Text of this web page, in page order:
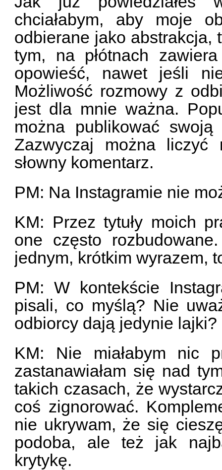
chciałabym, aby moje
odbierane jako abstrakcja,
tym, na płótnach
opowieść, nawet jeśli
Możliwość rozmowy z
jest dla mnie ważna.
można publikować
Zazwyczaj można
słowny komentarz.
PM: Na Instagramie nie
KM: Przez tytuły moich
one często
jednym, krótkim wyrazem,
PM: W kontekście
pisali, co myślą? Nie
odbiorcy dają jedynie lajki?
KM: Nie miałabym nic
zastanawiałam się nad
takich czasach, że
coś zignorować.
nie ukrywam, że się
podoba, ale też jak
krytykę.